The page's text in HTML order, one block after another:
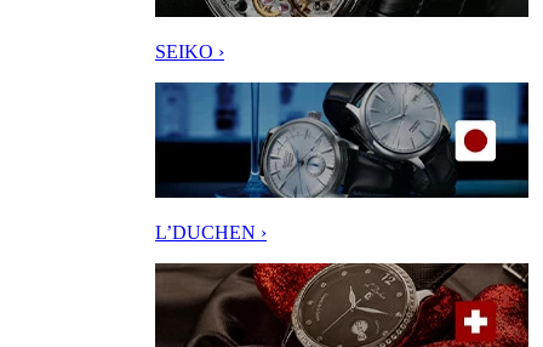
SEIKO ›
L’DUCHEN ›